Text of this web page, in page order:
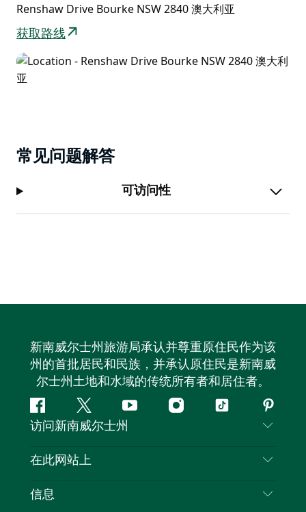
Renshaw Drive Bourke NSW 2840 澳大利亚
获取路线
常见问题解答
可访问性
新南威尔士州旅游局承认并尊重原住民作为该
州的首批居民和民族，并承认原住民是新南威
尔士州土地和水域的传统所有者和居住者。
Facebook叽
叽
喳
YouTubeInstagram
抖
访问新南威尔士州
联系我们
隐私
在此网站上
目的地
信息